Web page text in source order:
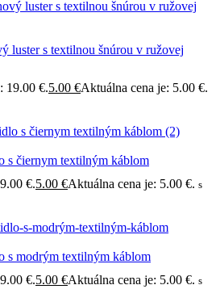
luster s textilnou šnúrou v ružovej
19.00 €.5.00 €Aktuálna cena je: 5.00 €.
s čiernym textilným káblom
€.5.00 €Aktuálna cena je: 5.00 €. s
s modrým textilným káblom
€.5.00 €Aktuálna cena je: 5.00 €. s